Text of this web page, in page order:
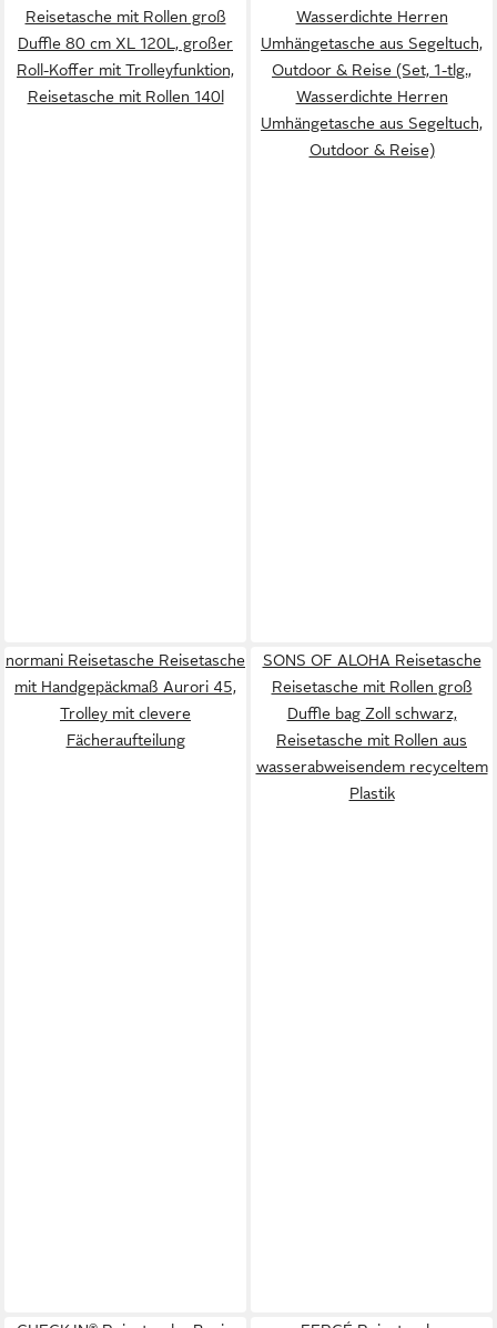
Reisetasche mit Rollen groß
Duffle 80 cm XL 120L, großer
Roll-Koffer mit Trolleyfunktion,
Reisetasche mit Rollen 140l
Wasserdichte Herren
Umhängetasche aus Segeltuch,
Outdoor & Reise (Set, 1-tlg.,
Wasserdichte Herren
Umhängetasche aus Segeltuch,
Outdoor & Reise)
normani Reisetasche Reisetasche
mit Handgepäckmaß Aurori 45,
Trolley mit clevere
Fächeraufteilung
SONS OF ALOHA Reisetasche
Reisetasche mit Rollen groß
Duffle bag Zoll schwarz,
Reisetasche mit Rollen aus
wasserabweisendem recyceltem
Plastik